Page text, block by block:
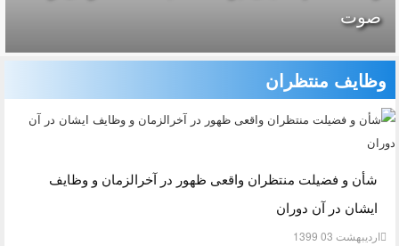
صوت
وظایف منتظران
شأن و فضیلت منتظران واقعی ظهور در آخرالزمان و وظایف
ایشان در آن دوران
ارديبهشت 03 1399